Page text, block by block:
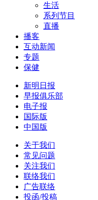
生活
系列节目
直播
播客
互动新闻
专题
保健
新明日报
早报俱乐部
电子报
国际版
中国版
关于我们
常见问题
关注我们
联络我们
广告联络
投函/投稿